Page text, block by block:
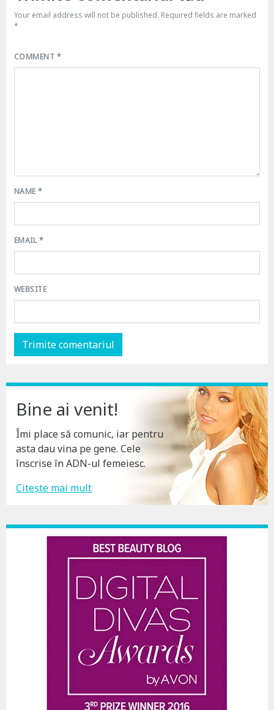
Your email address will not be published. Required fields are marked
*
COMMENT *
NAME*
EMAIL*
WEBSITE
Bine ai venit!
Îmi place să comunic, iar pentru
asta dau vina pe gene. Cele
înscrise în ADN-ul femeiesc.
Citește mai mult